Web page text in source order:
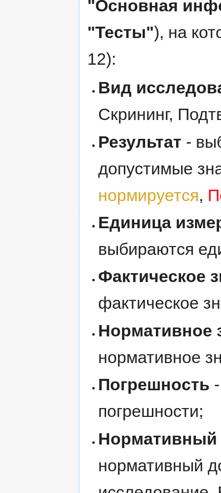
"Основная
"Тесты"), на
12):
Вид
Скрининг,
Результат -
допустимые
нормируется,
Единица
выбираются
Фактическое
фактическое
Нормативное
нормативное
Погрешность
погрешности;
Нормативный
нормативный